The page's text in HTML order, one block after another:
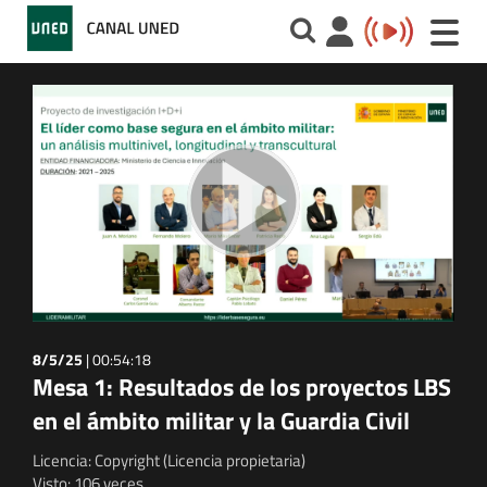
Toggle
8/5/25 |00:54:18
Mesa 1: Resultados de los proyectos LBS
en el ámbito militar y la Guardia Civil
Licencia: Copyright (Licencia propietaria)